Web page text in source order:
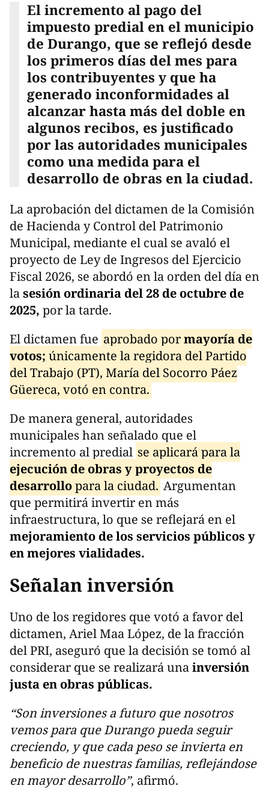
El incremento al pago del
impuesto predial en el municipio
de Durango, que se reflejó desde
los primeros días del mes para
los contribuyentes y que ha
generado inconformidades al
alcanzar hasta más del doble en
algunos recibos, es justificado
por las autoridades municipales
como una medida para el
desarrollo de obras en la ciudad.
La aprobación del dictamen de la Comisión
de Hacienda y Control del Patrimonio
Municipal, mediante el cual se avaló el
proyecto de Ley de Ingresos del Ejercicio
Fiscal 2026, se abordó en la orden del día en
lasesión ordinaria del 28 de octubre de
2025, por la tarde.
El dictamen fue aprobado pormayoría de
votos; únicamente la regidora del Partido
del Trabajo (PT), María del Socorro Páez
Güereca, votó en contra.
De manera general, autoridades
municipales han señalado que el
incremento al predial se aplicará para la
ejecución de obras y proyectos de
desarrollopara la ciudad. Argumentan
que permitirá invertir en más
infraestructura, lo que se reflejará en el
mejoramiento de los servicios públicos y
en mejores vialidades.
Señalan inversión
Uno de los regidores que votó a favor del
dictamen, Ariel Maa López, de la fracción
del PRI, aseguró que la decisión se tomó al
considerar que se realizará unainversión
justa en obras públicas.
“Son inversiones a futuro que nosotros
vemos para que Durango pueda seguir
creciendo, y que cada peso se invierta en
beneficio de nuestras familias, reflejándose
en mayor desarrollo”, afirmó.